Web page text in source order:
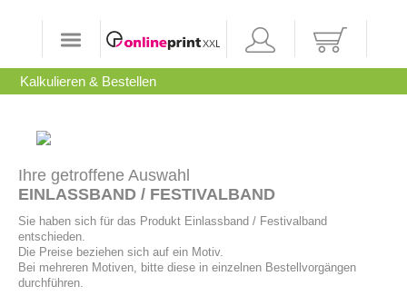
Kalkulieren & Bestellen
Ihre getroffene Auswahl
EINLASSBAND / FESTIVALBAND
Sie haben sich für das Produkt Einlassband / Festivalband
entschieden.
Die Preise beziehen sich auf ein Motiv.
Bei mehreren Motiven, bitte diese in einzelnen Bestellvorgängen
durchführen.